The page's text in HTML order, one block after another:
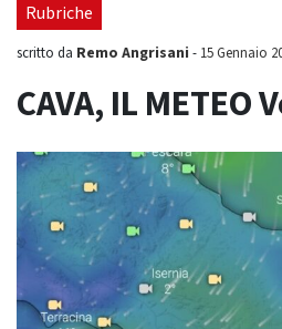
Rubriche
scritto da Remo Angrisani - 15 Gennaio
CAVA, IL METEO